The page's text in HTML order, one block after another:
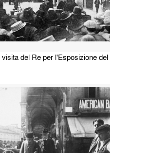
del Re per l'Esposizione del